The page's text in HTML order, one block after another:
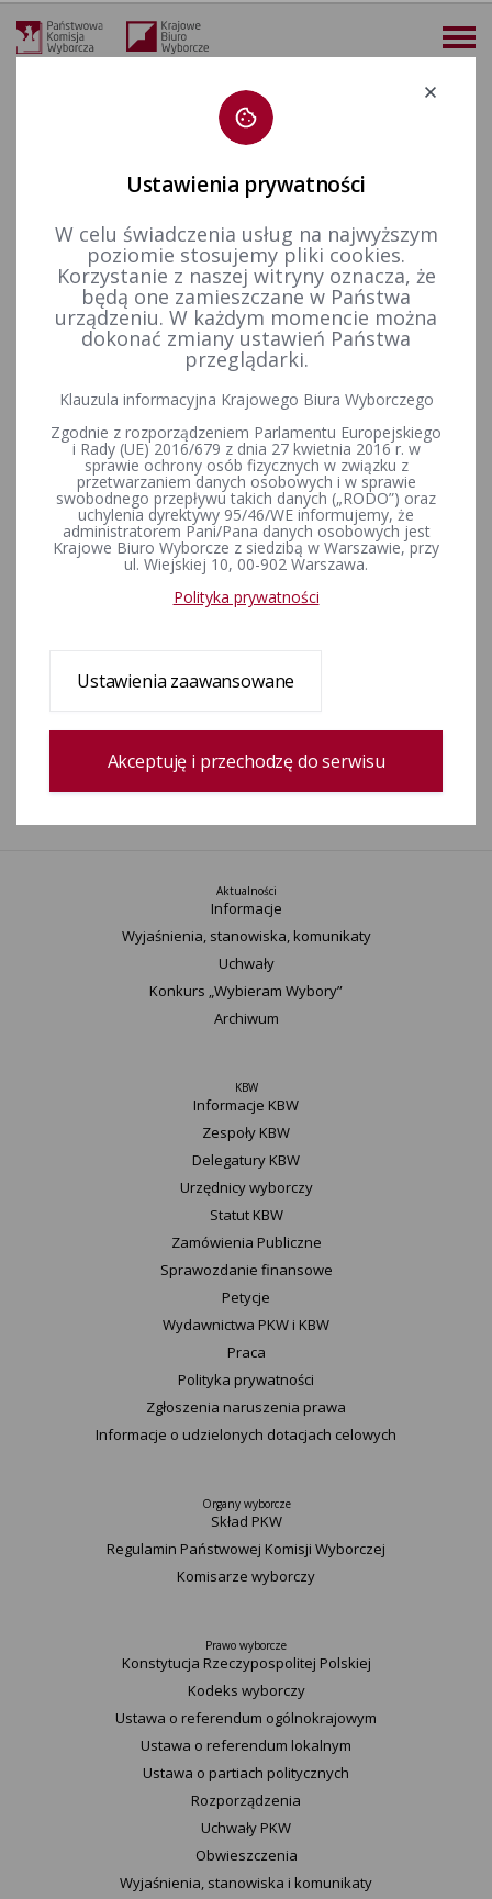
Deklaracja dostępności
więcej
Wybory i referenda Wybory samorządowe i referenda lokalne Wybory samorządowe w 2006&nbsp;r.
Komitety Wyborcze
Województwo lubelskie -
Wykaz komitetów wyborczych,
których zawiadomienia o
utworzeniu zostały przyjęte
przez komisarzy wyborczych
ZAŁĄCZNIKI
06.xls [Województwo lubelskie - Wykaz komitetów wyborczych,
Data utworzenia
25-02-2016 10:35
Aktualności
Informacje
Wyjaśnienia, stanowiska, komunikaty
Uchwały
Konkurs „Wybieram Wybory”
Archiwum
KBW
Informacje KBW
Zespoły KBW
Delegatury ​KBW
Urzędnicy wyborczy
Statut K​BW
Zamówienia Publiczne
Sprawozdanie finansowe
Petycje
Wydawnictwa PKW i KBW
Praca
Polityka prywatności
Zgłoszenia naruszenia prawa
Informacje o udzielonych dotacjach celowych
Organy wyborcze
Skład PKW
Regulamin Państwowej Komisji Wyborczej
Komisarze wyborczy
Prawo wyborcze
Konstytucja Rzeczypospolitej Polskiej​
Kodeks wyborczy
Ustawa o referendum ogólnokrajowym
Ustawa o referendum lokalnym
Ustawa o partiach politycznych
Rozporządzenia
Uchwały PKW
Obwieszczenia
Wyjaśnienia, stanowiska i komunikaty
Ustawienia prywatności
W celu świadczenia usług na najwyższym
poziomie stosujemy pliki cookies.
Korzystanie z naszej witryny oznacza, że
będą one zamieszczane w Państwa
urządzeniu. W każdym momencie można
dokonać zmiany ustawień Państwa
przeglądarki.
Klauzula informacyjna Krajowego Biura Wyborczego
Zgodnie z rozporządzeniem Parlamentu Europejskiego
i Rady (UE) 2016/679 z dnia 27 kwietnia 2016 r. w
sprawie ochrony osób fizycznych w związku z
przetwarzaniem danych osobowych i w sprawie
swobodnego przepływu takich danych („RODO”) oraz
uchylenia dyrektywy 95/46/WE informujemy, że
administratorem Pani/Pana danych osobowych jest
Krajowe Biuro Wyborcze z siedzibą w Warszawie, przy
ul. Wiejskiej 10, 00-902 Warszawa.
Polityka prywatności
Ustawienia zaawansowane
Akceptuję i przechodzę do serwisu